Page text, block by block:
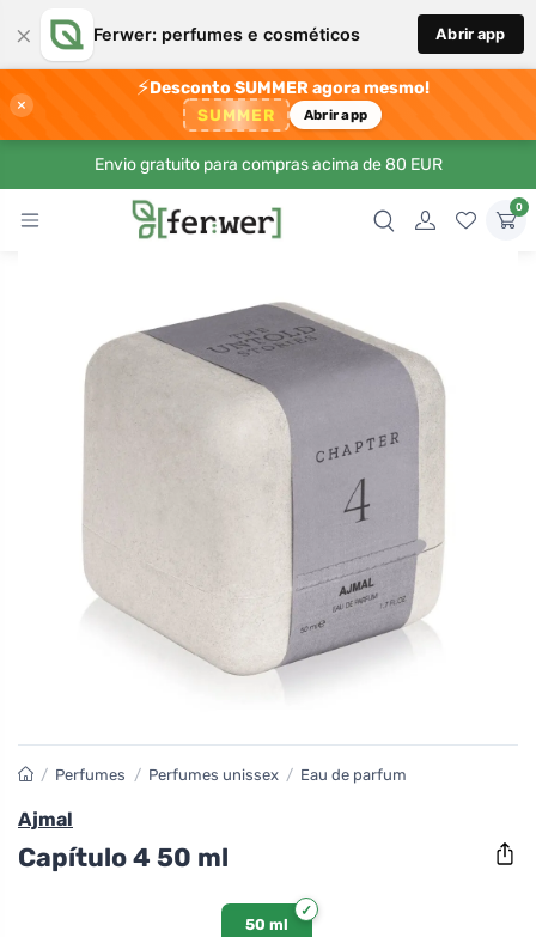
× Ferwer: perfumes e cosméticos Abrir app
×
⚡Desconto SUMMER agora mesmo!
SUMMER Abrir app
Envio gratuito para compras acima de 80 EUR
0
/ Perfumes / Perfumes unissex / Eau de parfum
Ajmal
Capítulo 4 50 ml
50 ml